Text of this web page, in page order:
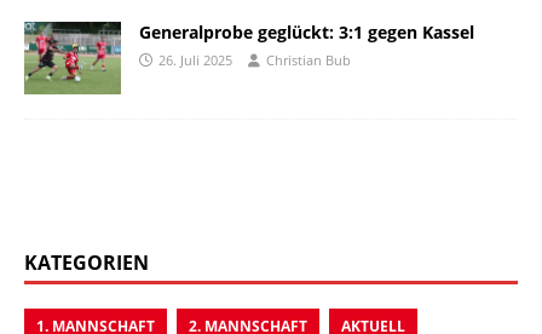
Generalprobe geglückt: 3:1 gegen Kassel
26. Juli 2025 Christian Bub
KATEGORIEN
1. MANNSCHAFT 2. MANNSCHAFT AKTUELL